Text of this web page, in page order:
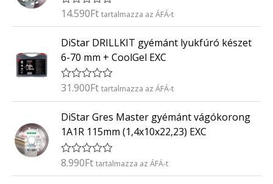
É
é
k
e
l
s
:
/
5
14.590Ft tartalmazza az ÁFÁ-t
DiStar DRILLKIT gyémánt lyukfúró készet
6-70 mm + CoolGel EXC
É
é
k
e
l
é
s
:
31.900Ft tartalmazza az ÁFÁ-t
DiStar Gres Master gyémánt vágókorong
1A1R 115mm (1,4x10x22,23) EXC
É
8.990Ft tartalmazza az ÁFÁ-t